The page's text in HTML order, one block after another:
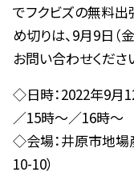
でフクビズの無料出
め切りは、9月9日（
お問い合わせくださ
◇日時：2022年9月
／15時～／16時～
◇会場：井原市地場
10-10）